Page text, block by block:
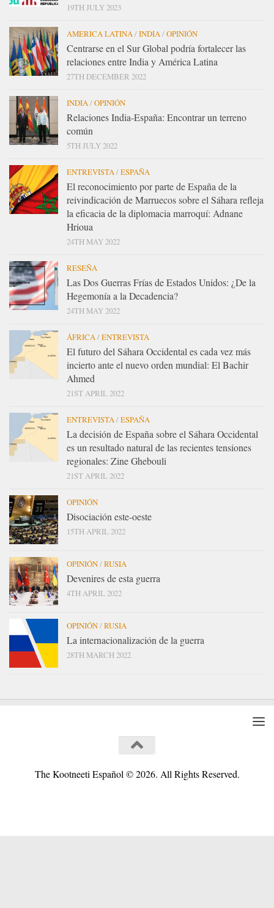
19TH JULY 2023
AMERICA LATINA/INDIA/OPINIÓN
Centrarse en el Sur Global podría fortalecer las
relaciones entre India y América Latina
27TH DECEMBER 2022
INDIA/OPINIÓN
Relaciones India-España: Encontrar un terreno
común
5TH JULY 2022
ENTREVISTA/ESPAÑA
El reconocimiento por parte de España de la
reivindicación de Marruecos sobre el Sáhara refleja
la eficacia de la diplomacia marroquí: Adnane
Hrioua
24TH MAY 2022
RESEÑA
Las Dos Guerras Frías de Estados Unidos: ¿De la
Hegemonía a la Decadencia?
24TH MAY 2022
ÁFRICA/ENTREVISTA
El futuro del Sáhara Occidental es cada vez más
incierto ante el nuevo orden mundial: El Bachir
Ahmed
21ST APRIL 2022
ENTREVISTA/ESPAÑA
La decisión de España sobre el Sáhara Occidental
es un resultado natural de las recientes tensiones
regionales: Zine Ghebouli
21ST APRIL 2022
OPINIÓN
Disociación este-oeste
15TH APRIL 2022
OPINIÓN/RUSIA
Devenires de esta guerra
4TH APRIL 2022
OPINIÓN/RUSIA
La internacionalización de la guerra
28TH MARCH 2022
The Kootneeti Español © 2026. All Rights Reserved.